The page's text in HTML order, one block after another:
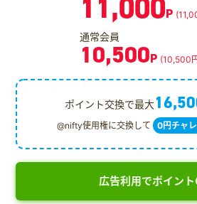
11,000P
通常会員
10,500P (10,500
ポイント交換で最大
@nifty使用権に交換して 0円チャ
広告利用でポイント